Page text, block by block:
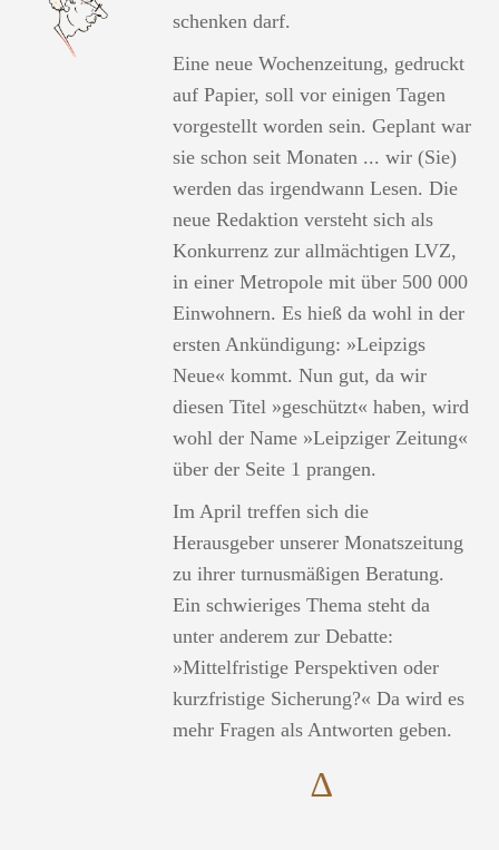
schenken darf.
Eine neue Wochenzeitung, gedruckt
auf Papier, soll vor einigen Tagen
vorgestellt worden sein. Geplant war
sie schon seit Monaten ... wir (Sie)
werden das irgendwann Lesen. Die
neue Redaktion versteht sich als
Konkurrenz zur allmächtigen LVZ,
in einer Metropole mit über 500 000
Einwohnern. Es hieß da wohl in der
ersten Ankündigung: »Leipzigs
Neue« kommt. Nun gut, da wir
diesen Titel »geschützt« haben, wird
wohl der Name »Leipziger Zeitung«
über der Seite 1 prangen.
Im April treffen sich die
Herausgeber unserer Monatszeitung
zu ihrer turnusmäßigen Beratung.
Ein schwieriges Thema steht da
unter anderem zur Debatte:
»Mittelfristige Perspektiven oder
kurzfristige Sicherung?« Da wird es
mehr Fragen als Antworten geben.
∆